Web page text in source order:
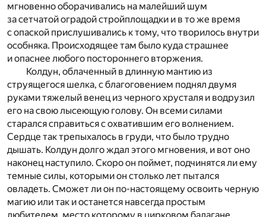
мгновенно оборачивались на малейший шум
за сетчатой оградой стройплощадки и в то же время
с опаской прислушивались к тому, что творилось внутри
особняка. Происходящее там было куда страшнее
и опаснее любого постороннего вторжения.
Колдун, облаченный в длинную мантию из
струящегося шелка, с благоговением поднял двумя
руками тяжелый венец из черного хрусталя и водрузил
его на свою лысеющую голову. Он всеми силами
старался справиться с охватившим его волнением.
Сердце так трепыхалось в груди, что было трудно
дышать. Колдун долго ждал этого мгновения, и вот оно
наконец наступило. Скоро он поймет, подчинятся ли ему
темные силы, которыми он столько лет пытался
овладеть. Сможет ли он по-настоящему освоить черную
магию или так и останется навсегда простым